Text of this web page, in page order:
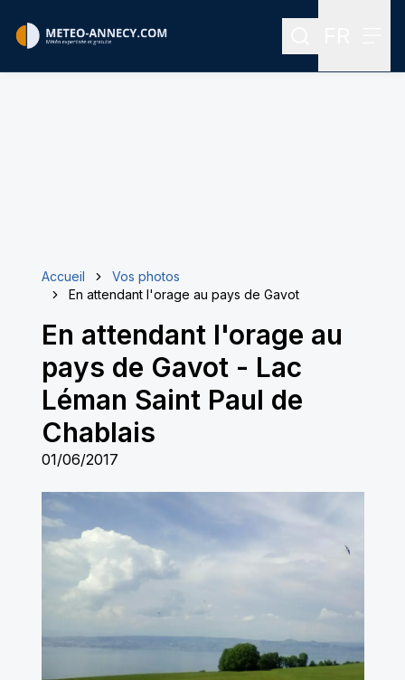
Rechercher
Accueil
Vos photos
En attendant l'orage au pays de Gavot
En attendant l'orage au
pays de Gavot- Lac
Léman Saint Paul de
Chablais
01/06/2017